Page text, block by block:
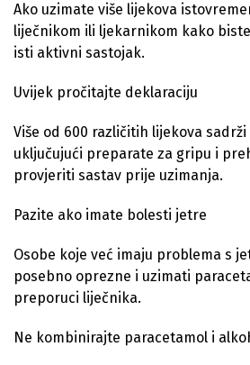
Ako uzimate više lijekova
liječnikom ili ljekarnikom kako
isti aktivni sastojak.
Uvijek pročitajte deklaraciju
Više od 600 različitih lijekova
uključujući preparate za gripu i
provjeriti sastav prije uzimanja.
Pazite ako imate bolesti jetre
Osobe koje već imaju problema s
posebno oprezne i uzimati
preporuci liječnika.
Ne kombinirajte paracetamol i